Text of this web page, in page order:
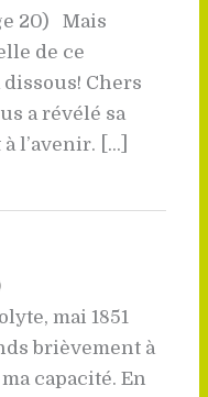
20) Mais
de ce
Chers
a révélé sa
l’avenir. [...]
mai 1851
brièvement à
capacité. En